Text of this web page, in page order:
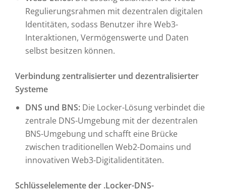
Regulierungsrahmen mit dezentralen digitalen
Identitäten, sodass Benutzer ihre Web3-
Interaktionen, Vermögenswerte und Daten
selbst besitzen können.
Verbindung zentralisierter und dezentralisierter
Systeme
DNS und BNS: Die Locker-Lösung verbindet die
zentrale DNS-Umgebung mit der dezentralen
BNS-Umgebung und schafft eine Brücke
zwischen traditionellen Web2-Domains und
innovativen Web3-Digitalidentitäten.
Schlüsselelemente der .Locker-DNS-